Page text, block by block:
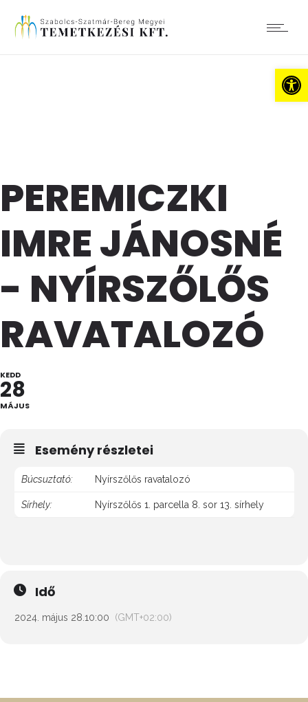
PEREMICZKI
IMRE JÁNOSNÉ
- NYÍRSZŐLŐS
RAVATALOZÓ
KEDD
28
MÁJUS
Esemény részletei
Búcsuztató: Nyírszőlős ravatalozó
Sírhely: Nyírszőlős 1. parcella 8. sor 13. sírhely
Idő
2024. május 28. 10:00 (GMT+02:00)